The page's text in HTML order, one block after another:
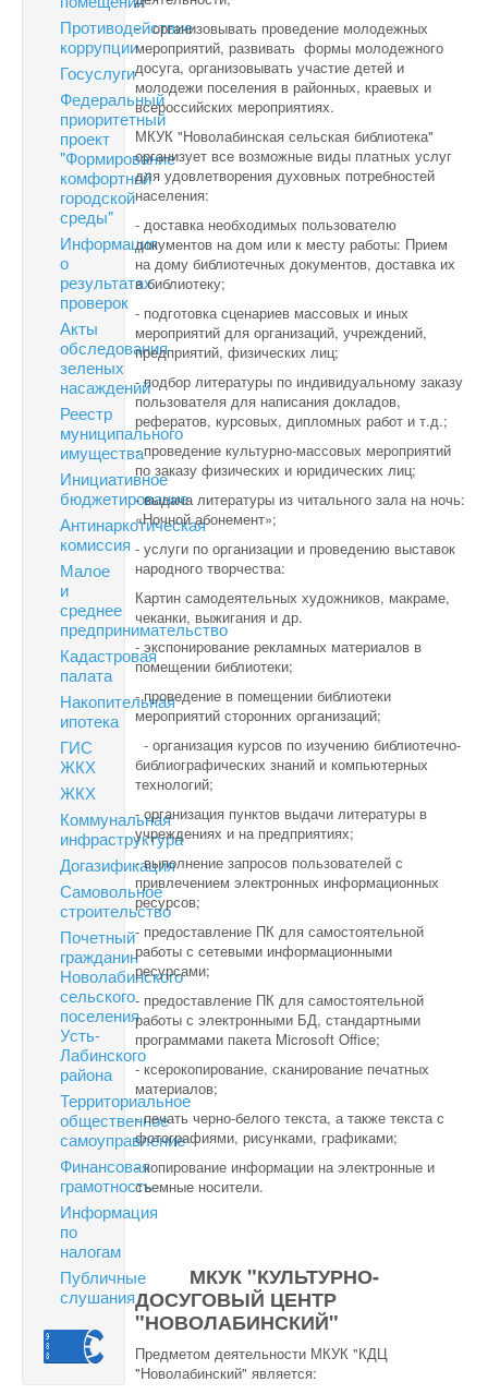
Противодействие
коррупции
Госуслуги
Федеральный
приоритетный
проект
"Формирование
комфортной
городской
среды"
Информация
о
результатах
проверок
Акты
обследования
зеленых
насаждений
Реестр
муниципального
имущества
Инициативное
бюджетирование
Антинаркотическая
комиссия
Малое
и
среднее
предпринимательство
Кадастровая
палата
Накопительная
ипотека
ГИС
ЖКХ
ЖКХ
Коммунальная
инфраструктура
Догазификация
Самовольное
строительство
Почетный
гражданин
Новолабинского
сельского
поселения
Усть-
Лабинского
района
Территориальное
общественное
самоуправление
Финансовая
грамотность
Информация
по
налогам
Публичные
слушания
- организовывать проведение молодежных
мероприятий, развивать формы молодежного
досуга, организовывать участие детей и
молодежи поселения в районных, краевых и
всероссийских мероприятиях.
МКУК "Новолабинская сельская библиотека"
организует все возможные виды платных услуг
для удовлетворения духовных потребностей
населения:
- доставка необходимых пользователю
документов на дом или к месту работы: Прием
на дому библиотечных документов, доставка их
в библиотеку;
- подготовка сценариев массовых и иных
мероприятий для организаций, учреждений,
предприятий, физических лиц;
- подбор литературы по индивидуальному заказу
пользователя для написания докладов,
рефератов, курсовых, дипломных работ и т.д.;
- проведение культурно-массовых мероприятий
по заказу физических и юридических лиц;
- выдача литературы из читального зала на ночь:
«Ночной абонемент»;
- услуги по организации и проведению выставок
народного творчества:
Картин самодеятельных художников, макраме,
чеканки, выжигания и др.
- экспонирование рекламных материалов в
помещении библиотеки;
- проведение в помещении библиотеки
мероприятий сторонних организаций;
- организация курсов по изучению библиотечно-
библиографических знаний и компьютерных
технологий;
- организация пунктов выдачи литературы в
учреждениях и на предприятиях;
- выполнение запросов пользователей с
привлечением электронных информационных
ресурсов;
- предоставление ПК для самостоятельной
работы с сетевыми информационными
ресурсами;
- предоставление ПК для самостоятельной
работы с электронными БД, стандартными
программами пакета Microsoft Office;
- ксерокопирование, сканирование печатных
материалов;
- печать черно-белого текста, а также текста с
фотографиями, рисунками, графиками;
- копирование информации на электронные и
съемные носители.
МКУК "КУЛЬТУРНО-
ДОСУГОВЫЙ ЦЕНТР
"НОВОЛАБИНСКИЙ"
Предметом деятельности МКУК "КДЦ
"Новолабинский" является: